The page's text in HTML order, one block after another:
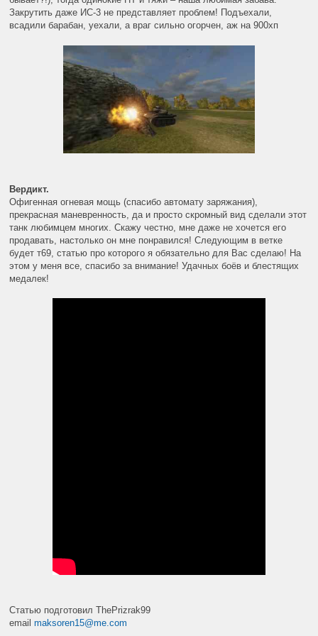
Закрутить даже ИС-3 не представляет проблем! Подъехали,
всадили барабан, уехали, а враг сильно огорчен, аж на 900хп
Вердикт.
Офигенная огневая мощь (спасибо автомату заряжания),
прекрасная маневренность, да и просто скромный вид сделали этот
танк любимцем многих. Скажу честно, мне даже не хочется его
продавать, настолько он мне понравился! Следующим в ветке
будет т69, статью про которого я обязательно для Вас сделаю! На
этом у меня все, спасибо за внимание! Удачных боёв и блестящих
медалек!
Статью подготовил ThePrizrak99
emailmaksoren15@me.com